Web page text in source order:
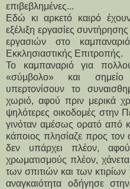
επιβεβλημένες...
Εδώ κι αρκετό καιρό έχουν
εξέλιξη εργασίες
εργασιών στο
Εκκλησιαστικής Επιτροπής.
Το καμπαναριό για
«σύμβολο» και
υπερτονίσουν το
χωριό, αφού πριν μερικά
ψηλότερες οικοδομές στην
γινόταν αμέσως ορατό από
κάποιος πλησίαζε προς τον
δεν υπάρχει πλέον,
χρωματισμούς πλέον,
των σπιτιών και των
αναγκαιότητα οδήγησε